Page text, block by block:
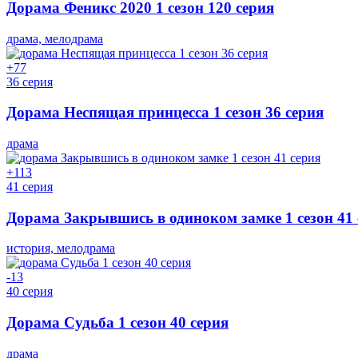
Дорама Феникс 2020 1 сезон 120 серия
драма, мелодрама
+77
36 серия
Дорама Неспящая принцесса 1 сезон 36 серия
драма
+113
41 серия
Дорама Закрывшись в одиноком замке 1 сезон 41
история, мелодрама
-13
40 серия
Дорама Судьба 1 сезон 40 серия
драма